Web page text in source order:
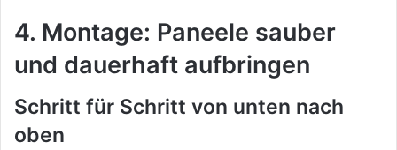
4. Montage: Paneele sauber
und dauerhaft aufbringen
Schritt für Schritt von unten nach
oben